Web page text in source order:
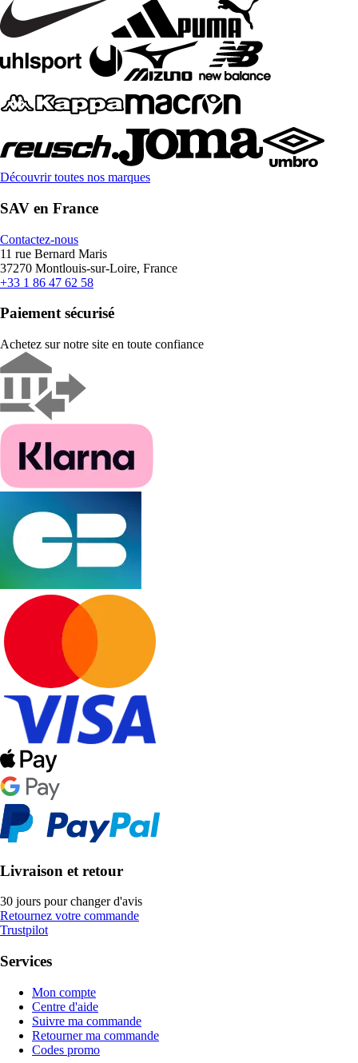
Découvrir toutes nos marques
SAV en France
Contactez-nous
11 rue Bernard Maris
37270 Montlouis-sur-Loire, France
+33 1 86 47 62 58
Paiement sécurisé
Achetez sur notre site en toute confiance
Livraison et retour
30 jours pour changer d'avis
Retournez votre commande
Trustpilot
Services
Mon compte
Centre d'aide
Suivre ma commande
Retourner ma commande
Codes promo